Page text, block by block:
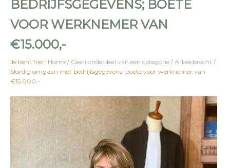
BEDRIJFSGEGEVENS; BOETE
VOOR WERKNEMER VAN
€15.000,-
Je bent hier: Home / Geen onderdeel van een categorie / Arbeidsrecht /
Slordig omgaan met bedrijfsgegevens; boete voor werknemer van
€15.000,-